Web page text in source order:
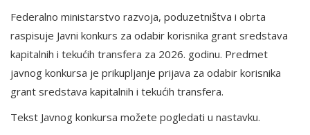
Federalno ministarstvo razvoja, poduzetništva i obrta
raspisuje Javni konkurs za odabir korisnika grant sredstava
kapitalnih i tekućih transfera za 2026. godinu. Predmet
javnog konkursa je prikupljanje prijava za odabir korisnika
grant sredstava kapitalnih i tekućih transfera.
Tekst Javnog konkursa možete pogledati u nastavku.